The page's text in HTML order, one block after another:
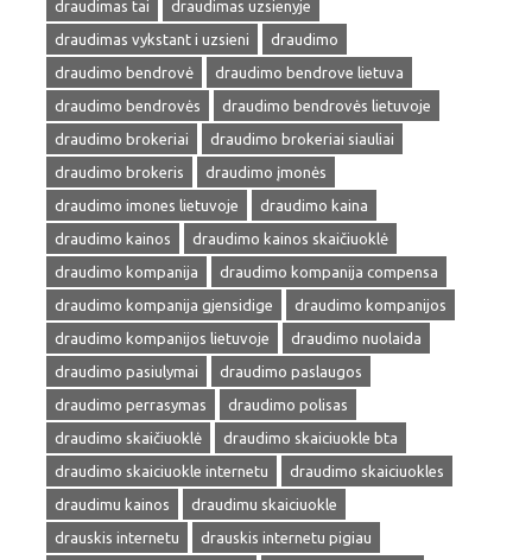
draudimas tai
draudimas uzsienyje
draudimas vykstant i uzsieni
draudimo
draudimo bendrovė
draudimo bendrove lietuva
draudimo bendrovės
draudimo bendrovės lietuvoje
draudimo brokeriai
draudimo brokeriai siauliai
draudimo brokeris
draudimo įmonės
draudimo imones lietuvoje
draudimo kaina
draudimo kainos
draudimo kainos skaičiuoklė
draudimo kompanija
draudimo kompanija compensa
draudimo kompanija gjensidige
draudimo kompanijos
draudimo kompanijos lietuvoje
draudimo nuolaida
draudimo pasiulymai
draudimo paslaugos
draudimo perrasymas
draudimo polisas
draudimo skaičiuoklė
draudimo skaiciuokle bta
draudimo skaiciuokle internetu
draudimo skaiciuokles
draudimu kainos
draudimu skaiciuokle
drauskis internetu
drauskis internetu pigiau